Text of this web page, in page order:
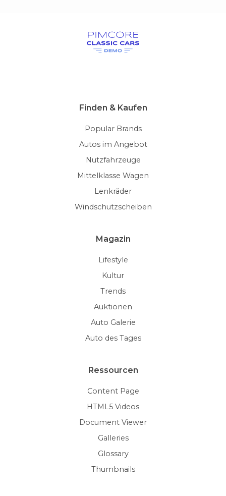
Finden & Kaufen
Popular Brands
Autos im Angebot
Nutzfahrzeuge
Mittelklasse Wagen
Lenkräder
Windschutzscheiben
Magazin
Lifestyle
Kultur
Trends
Auktionen
Auto Galerie
Auto des Tages
Ressourcen
Content Page
HTML5 Videos
Document Viewer
Galleries
Glossary
Thumbnails